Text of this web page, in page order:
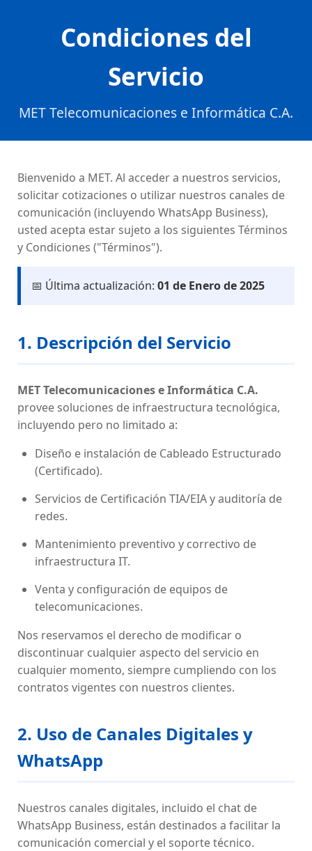
Condiciones del
Servicio
MET Telecomunicaciones e Informática C.A.
Bienvenido a MET. Al acceder a nuestros servicios,
solicitar cotizaciones o utilizar nuestros canales de
comunicación (incluyendo WhatsApp Business),
usted acepta estar sujeto a los siguientes Términos
y Condiciones ("Términos").
📅 Última actualización: 01 de Enero de 2025
1. Descripción del Servicio
MET Telecomunicaciones e Informática C.A.
provee soluciones de infraestructura tecnológica,
incluyendo pero no limitado a:
Diseño e instalación de Cableado Estructurado
(Certificado).
Servicios de Certificación TIA/EIA y auditoría de
redes.
Mantenimiento preventivo y correctivo de
infraestructura IT.
Venta y configuración de equipos de
telecomunicaciones.
Nos reservamos el derecho de modificar o
discontinuar cualquier aspecto del servicio en
cualquier momento, siempre cumpliendo con los
contratos vigentes con nuestros clientes.
2. Uso de Canales Digitales y
WhatsApp
Nuestros canales digitales, incluido el chat de
WhatsApp Business, están destinados a facilitar la
comunicación comercial y el soporte técnico.